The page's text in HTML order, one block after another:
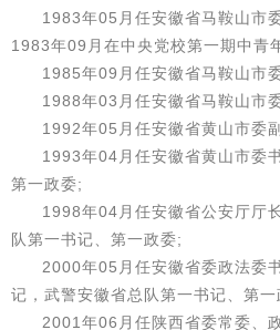
1983年05月任安徽省马鞍山市
1983年09月在中央党校第一期中青
1985年09月任安徽省马鞍山市
1988年03月任安徽省马鞍山市
1992年05月任安徽省黄山市委
1993年04月任安徽省黄山市委
第一政委;
1998年04月任安徽省公安厅厅
队第一书记、第一政委;
2000年05月任安徽省委政法委
记，武警安徽省总队第一书记、第一
2001年06月任陕西省委常委、